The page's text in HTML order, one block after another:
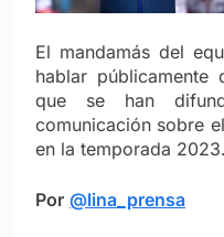
El mandamás del
hablar públicamente
que se han
comunicación sobre
en la temporada 2023.
Por @lina_prensa